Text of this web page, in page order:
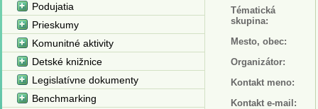
Tématická
skupina:
Mesto, obec:
Organizátor:
Kontakt meno:
Kontakt e-mail:
Podujatia
Prieskumy
Komunitné aktivity
Detské knižnice
Legislatívne dokumenty
Benchmarking